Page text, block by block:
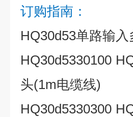
订购指南：
HQ30d53单路输
HQ30d5330100
头(1m电缆线)
HQ30d5330300